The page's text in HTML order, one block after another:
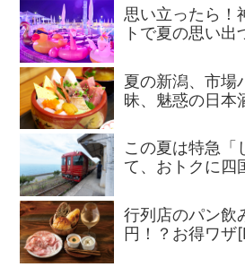
思い立ったら！
トで夏の思い
夏の新潟、市場
昧、魅惑の日本
この夏は特急「
て、おトクに四
行列店のパン飲
円！？お得ワザ